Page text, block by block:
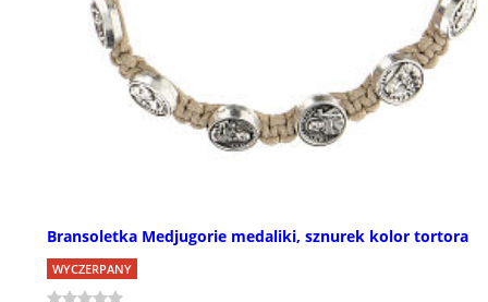
Bransoletka Medjugorie medaliki, sznurek kolor tortora
WYCZERPANY